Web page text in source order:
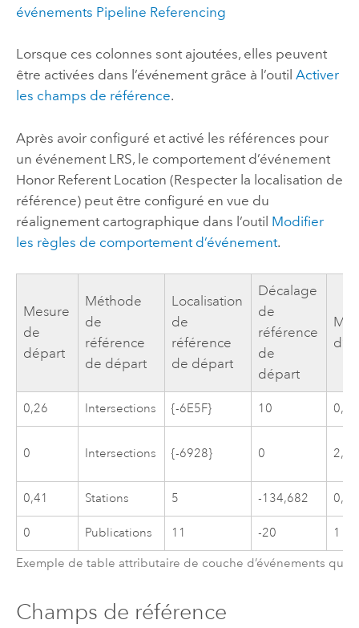
événements Pipeline Referencing
Lorsque ces colonnes sont ajoutées, elles peuvent
être activées dans l’événement grâce à l’outil Activer
les champs de référence.
Après avoir configuré et activé les références pour
un événement LRS, le comportement d’événement
Honor Referent Location (Respecter la localisation de
référence) peut être configuré en vue du
réalignement cartographique dans l’outil Modifier
les règles de comportement d’événement.
Mesure
de
départ
Méthode
de
référence
de départ
Localisation
de
référence
de départ
Décalage
de
référence
de
départ
0,26 Intersections {-6E5F} 10 0,43
0 Intersections {-6928} 0
0,41 Stations 5 -134,682 0,68
0 Publications 11 -20 1
Exemple de table attributaire de couche d’événements qui
Champs de référence